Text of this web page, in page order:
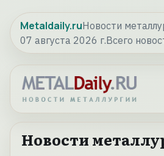
Metaldaily.ruНовости
07 августа 2026 г.Всего
Новости